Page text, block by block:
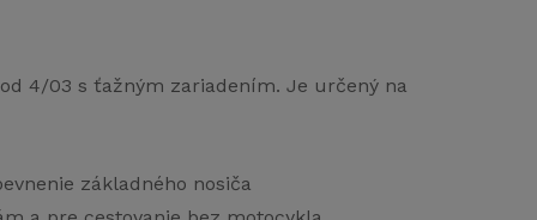
4/03 s ťažným zariadením. Je určený na
základného nosiča